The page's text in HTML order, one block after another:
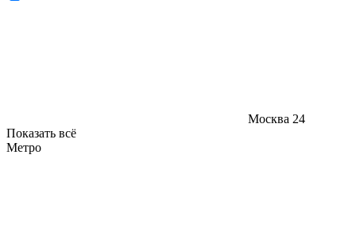
Москва 24
Показать всё
Метро